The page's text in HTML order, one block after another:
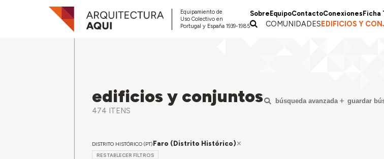
Equipamiento de
Uso Colectivo en
Portugal y España 1939-1985
Sobre EquipoContactoConexiones Ficha
COMUNIDADESEDIFICIOS Y
edificios y conjuntos
474 ITENS
búsqueda avanzada guardar
DISTRITO HISTÓRICO (PT) Faro (Distrito Histórico)
RESTABLECER FILTROS